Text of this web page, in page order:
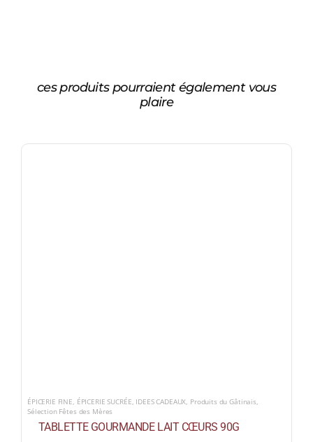
ces produits pourraient également vous
plaire
ÉPICERIE FINE ÉPICERIE SUCRÉE IDEES CADEAUX Produits du Gâtinais
Sélection Fêtes des Mères
TABLETTE GOURMANDE LAIT CŒURS 90G